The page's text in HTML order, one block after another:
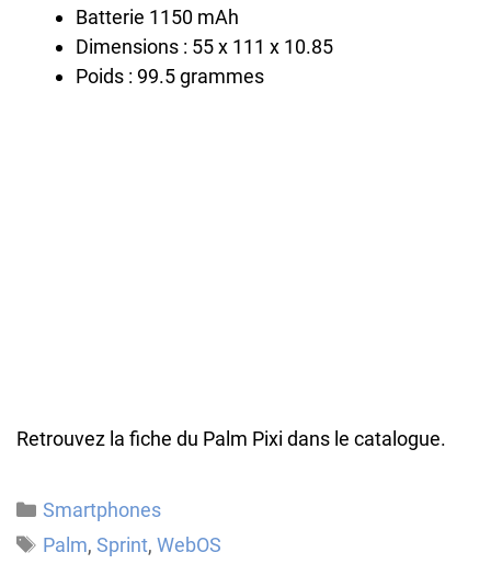
Batterie 1150 mAh
Dimensions : 55 x 111 x 10.85
Poids : 99.5 grammes
Retrouvez la fiche du Palm Pixi dans le catalogue.
Catégories
Smartphones
Étiquettes
Palm, Sprint, WebOS